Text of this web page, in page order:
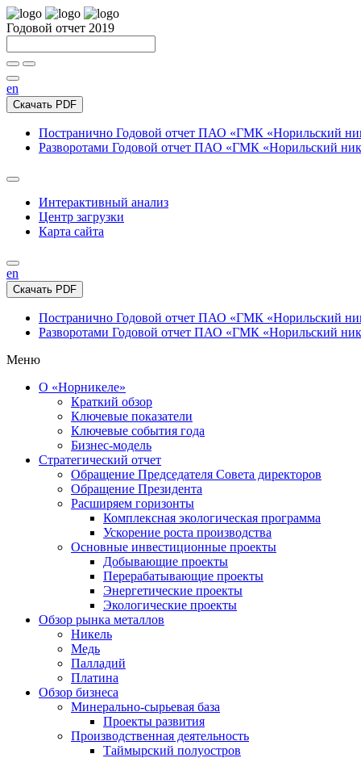
Годовой отчет 2019
en
Скачать PDF
Постранично Годовой отчет ПАО «ГМК «Норильский
Разворотами Годовой отчет ПАО «ГМК «Норильский
Интерактивный анализ
Центр загрузки
Карта сайта
en
Скачать PDF
Постранично Годовой отчет ПАО «ГМК «Норильский
Разворотами Годовой отчет ПАО «ГМК «Норильский
Меню
О «Норникеле»
Краткий обзор
Ключевые показатели
Ключевые события года
Бизнес-модель
Стратегический отчет
Обращение Председателя Совета директоров
Обращение Президента
Расширяем горизонты
Комплексная экологическая программа
Ускорение роста производства
Основные инвестиционные проекты
Добывающие проекты
Перерабатывающие проекты
Энергетические проекты
Экологические проекты
Обзор рынка металлов
Никель
Медь
Палладий
Платина
Обзор бизнеса
Минерально-сырьевая база
Проекты развития
Производственная деятельность
Таймырский полуостров